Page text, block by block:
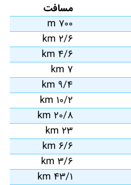
مسافت
700 m
2/6 km
4/6 km
7 km
9/4 km
10/2 km
20/8 km
23 km
6/6 km
3/6 km
43/1 km